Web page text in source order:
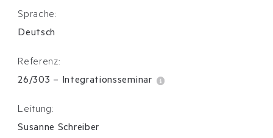
Sprache:
Deutsch
Referenz:
26/303 – Integrationsseminar
Leitung:
Susanne Schreiber